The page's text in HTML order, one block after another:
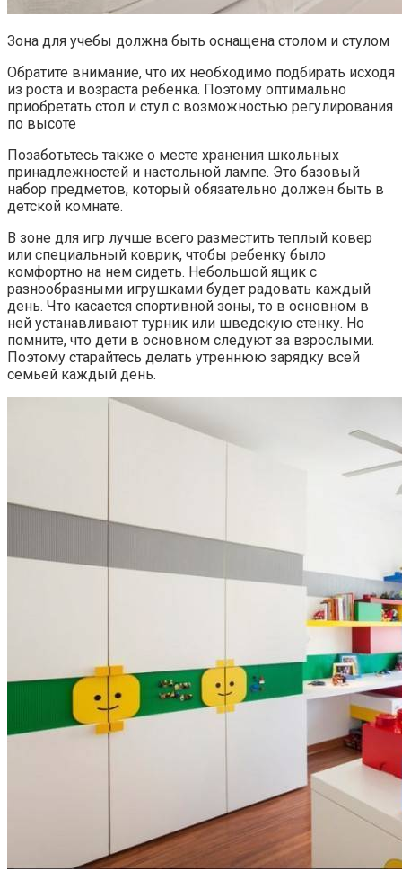
Зона для учебы должна быть оснащена столом и стулом
Обратите внимание, что их необходимо подбирать исходя
из роста и возраста ребенка. Поэтому оптимально
приобретать стол и стул с возможностью регулирования
по высоте
Позаботьтесь также о месте хранения школьных
принадлежностей и настольной лампе. Это базовый
набор предметов, который обязательно должен быть в
детской комнате.
В зоне для игр лучше всего разместить теплый ковер
или специальный коврик, чтобы ребенку было
комфортно на нем сидеть. Небольшой ящик с
разнообразными игрушками будет радовать каждый
день. Что касается спортивной зоны, то в основном в
ней устанавливают турник или шведскую стенку. Но
помните, что дети в основном следуют за взрослыми.
Поэтому старайтесь делать утреннюю зарядку всей
семьей каждый день.